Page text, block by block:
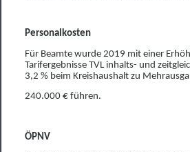
Personalkosten
Für Beamte wurde 2019 mit einer
Tarifergebnisse TVL inhalts- und
3,2 % beim Kreishaushalt zu
240.000 € führen.
ÖPNV